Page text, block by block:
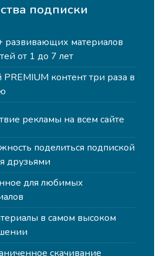
подписки
развивающих материалов
от 1 до 7 лет
контент три раза в
рекламы на всем сайте
поделиться подпиской
друзьями
для любимых
в самом высоком
скачивание